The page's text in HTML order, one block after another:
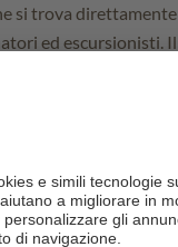
si trova direttamente
ed escursionisti. Il
per la sua